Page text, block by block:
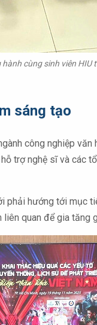
cùng sinh viên
sáng tạo
công nghiệp
trợ nghệ sĩ và
hướng tới mục
quan để gia tăng